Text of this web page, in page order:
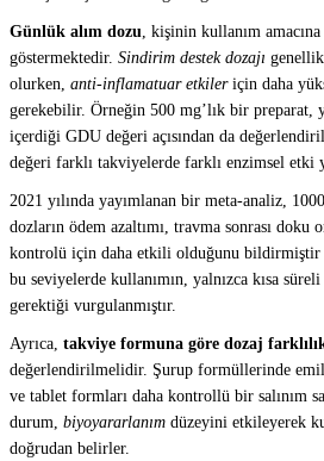
Günlük alım dozu , kişinin kullanım
göstermektedir. Sindirim destek dozajı
olurken, anti-inflamatuar etkileriçin daha
gerekebilir. Örneğin 500 mg’lık bir preparat,
içerdiği GDU değeri açısından da
değeri farklı takviyelerde farklı enzimsel etki
2021 yılında yayımlanan bir meta-analiz,
dozların ödem azaltımı, travma sonrası doku
kontrolü için daha etkili olduğunu bildirmiştir
bu seviyelerde kullanımın, yalnızca kısa
gerektiği vurgulanmıştır.
Ayrıca, takviye formuna göre dozaj
değerlendirilmelidir. Şurup formüllerinde
ve tablet formları daha kontrollü bir salınım
durum, biyoyararlanım düzeyini etkileyerek
doğrudan belirler.